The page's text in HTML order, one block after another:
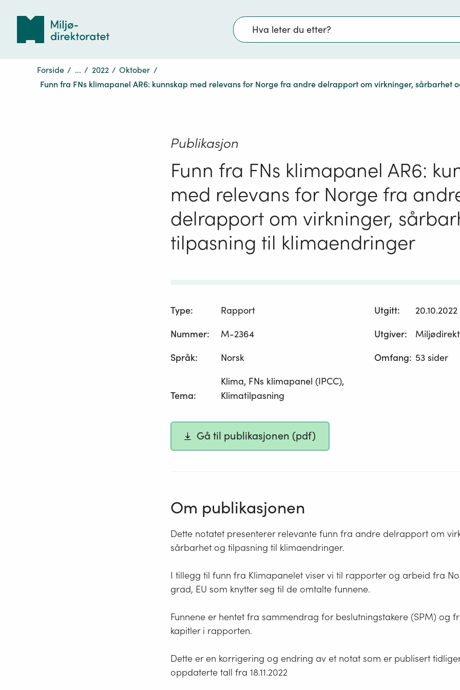
Søk
Forside / ... / 2022 / Oktober /
Funn fra FNs klimapanel AR6: kunnskap med relevans for Norge fra andre delrapport om virkninger, sårbarhet
Publikasjon
Funn fra FNs klimapanel AR6:
med relevans for Norge fra
delrapport om virkninger,
tilpasning til klimaendringer
Type: Rapport Utgitt:
20.10.2022
Nummer: M-2364 Utgiver:
Språk: Norsk Omfang: 53 sider
Tema:
Klima, FNs klimapanel (IPCC),
Klimatilpasning
Gå til publikasjonen (pdf)
Om publikasjonen
Dette notatet presenterer relevante funn fra andre delrapport om
sårbarhet og tilpasning til klimaendringer.
I tillegg til funn fra Klimapanelet viser vi til rapporter og arbeid fra
grad, EU som knytter seg til de omtalte funnene.
Funnene er hentet fra sammendrag for beslutningstakere (SPM) og
kapitler i rapporten.
Dette er en korrigering og endring av et notat som er publisert
oppdaterte tall fra 18.11.2022